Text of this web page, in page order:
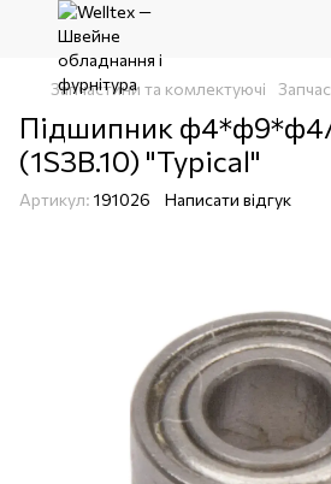
Запчастини та комлектуючі
Підшипник
(1S3B.10) "Typical"
Артикул: 191026 Написати відгук